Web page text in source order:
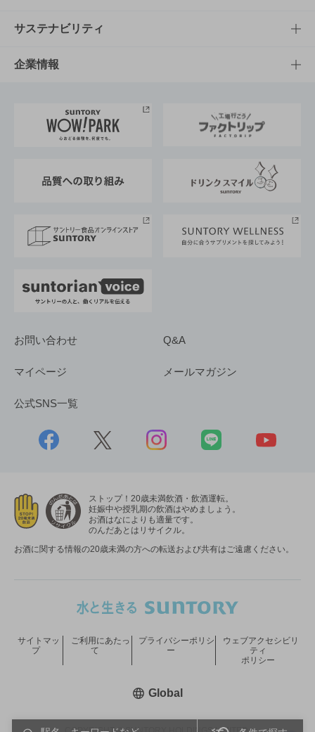
商品発売情報
栄養成分一覧
キャンペーン
工場見学
地域情報
文化・スポーツTOP
サントリーホール
サントリーサンバーズ大阪
サステナビリティ
サステナビリティTOP
サントリーが考えるサステナビリティ経営
企業情報
企業概要
採用情報
お問い合わせ Q&A
マイページ メールマガジン
公式SNS一覧
ストップ！20歳未満飲酒・飲酒運転。
妊娠中や授乳期の飲酒はやめましょう。
お酒はなによりも適量です。
のんだあとはリサイクル。
お酒に関する情報の20歳未満の方への転送および共有はご遠慮ください。
サイトマッ
プ
ご利用にあたっ
て
プライバシーポリシ
ー
ウェブアクセシビリ
ティ
ポリシー
Global新しいウィンドウで開く